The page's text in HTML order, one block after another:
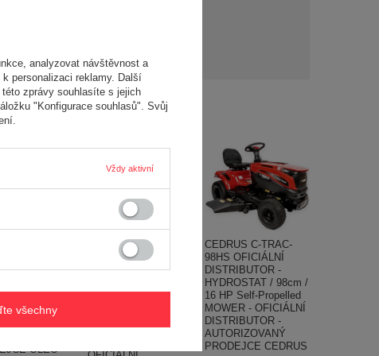
OLEO-
Ručně !!! CEDRUS
SNĚHU S POHONEM
4v1 - 80cm / 6,5 HP
CEDRUS C-TRAC-
98HS OFICIÁLNÍ
DISTRIBUTOR -
HYDROSTAT / 98cm /
16 HP Self-Propelled
MOWER - OFICIÁLNÍ
DISTRIBUTOR -
AUTORIZOVANÝ
PRODEJCE CEDRUS
analyzovat návštěvnost a
personalizaci reklamy. Další
zprávy souhlasíte s jejich
"Konfigurace souhlasů". Svůj
Vždy aktivní
všechny